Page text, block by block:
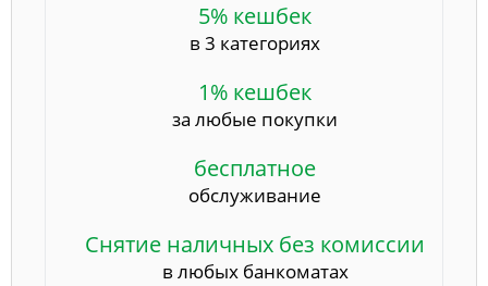
5% кешбек
в 3 категориях
1% кешбек
за любые покупки
бесплатное
обслуживание
Снятие наличных без комиссии
в любых банкоматах